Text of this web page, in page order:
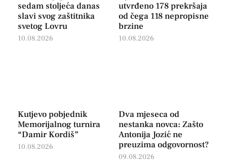
sedam stoljeća danas
slavi svog zaštitnika
svetog Lovru
10.08.2026
utvrđeno 178 prekršaja
od čega 118 nepropisne
brzine
10.08.2026
Kutjevo pobjednik
Memorijalnog turnira
“Damir Kordiš”
10.08.2026
Dva mjeseca od
nestanka novca: Zašto
Antonija Jozić ne
preuzima odgovornost?
09.08.2026